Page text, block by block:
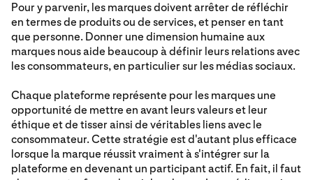
Pour y parvenir, les marques doivent arrêter de réfléchir
en termes de produits ou de services, et penser en tant
que personne. Donner une dimension humaine aux
marques nous aide beaucoup à définir leurs relations avec
les consommateurs, en particulier sur les médias sociaux.
Chaque plateforme représente pour les marques une
opportunité de mettre en avant leurs valeurs et leur
éthique et de tisser ainsi de véritables liens avec le
consommateur. Cette stratégie est d'autant plus efficace
lorsque la marque réussit vraiment à s'intégrer sur la
plateforme en devenant un participant actif. En fait, il faut